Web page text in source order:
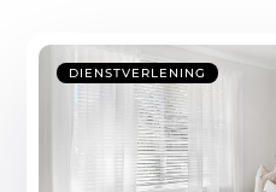
DIENSTVERLENING